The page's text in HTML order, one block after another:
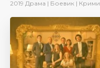
2019 Драма | Боевик | Криминал